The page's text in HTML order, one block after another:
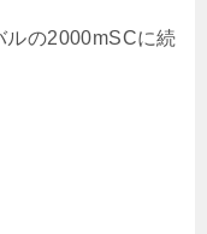
ルの2000mSCに続